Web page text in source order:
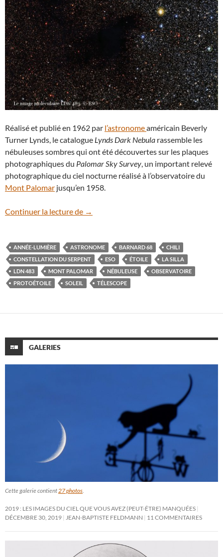
Réalisé et publié en 1962 par l’astronomeaméricain Beverly
Turner Lynds, le catalogue Lynds Dark Nebula rassemble les
nébuleuses sombres qui ont été découvertes sur les plaques
photographiques du Palomar Sky Survey , un important relevé
photographique du ciel nocturne réalisé à l’observatoire du
Mont Palomar jusqu’en 1958.
Continuer la lecture de LDN 483, une nébuleuse sombre dans
→
ANNÉE-LUMIÈRE ASTRONOME BARNARD 68
CHILI
CONSTELLATION DU SERPENT
ESO ÉTOILE
LA SILLA
LDN 483
MONT PALOMAR NÉBULEUSE
OBSERVATOIRE
PROTOÉTOILE
SOLEIL TÉLESCOPE
GALERIES
Cette galerie contient27 photos.
2019 : LES IMAGES DU CIEL QUE VOUS AVEZ (PEUT-ÊTRE) MANQUÉES
DÉCEMBRE 30, 2019 JEAN-BAPTISTE FELDMANN 11 COMMENTAIRES